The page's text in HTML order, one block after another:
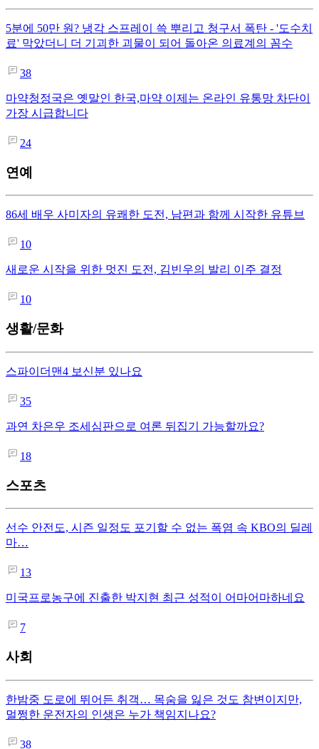
5분에 50만 원? 냉각 스프레이 쓱 뿌리고 청구서 폭탄 - '도수치
료' 막았더니 더 기괴한 괴물이 되어 돌아온 의료계의 꼼수
38
마약청정국은 옛말인 한국,마약 이제는 온라인 유통망 차단이
가장 시급합니다
24
연예
86세 배우 사미자의 유쾌한 도전, 남편과 함께 시작한 유튜브
10
새로운 시작을 위한 멋진 도전, 김빈우의 발리 이주 결정
10
생활/문화
스파이더맨4 보신분 있나요
35
과연 차은우 조세심판으로 여론 뒤집기 가능할까요?
18
스포츠
선수 안전도, 시즌 일정도 포기할 수 없는 폭염 속 KBO의 딜레
마…
13
미국프로농구에 진출한 박지현 최근 성적이 어마어마하네요
7
사회
한밤중 도로에 뛰어든 취객… 목숨을 잃은 것도 참변이지만,
멀쩡한 운전자의 인생은 누가 책임지나요?
38